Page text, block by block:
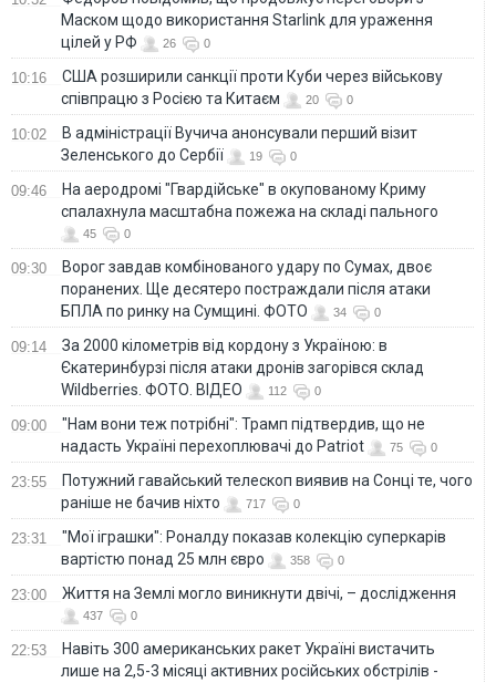
Маском щодо використання Starlink для ураження
цілей у РФ
26 0
10:16
США розширили санкції проти Куби через військову
співпрацю з Росією та Китаєм
20 0
10:02
В адміністрації Вучича анонсували перший візит
Зеленського до Сербії
19 0
09:46
На аеродромі "Гвардійське" в окупованому Криму
спалахнула масштабна пожежа на складі пального
45 0
09:30
Ворог завдав комбінованого удару по Сумах, двоє
поранених. Ще десятеро постраждали після атаки
БПЛА по ринку на Сумщині. ФОТО
34 0
09:14
За 2000 кілометрів від кордону з Україною: в
Єкатеринбурзі після атаки дронів загорівся склад
Wildberries. ФОТО. ВІДЕО
112 0
09:00
"Нам вони теж потрібні": Трамп підтвердив, що не
надасть Україні перехоплювачі до Patriot
75 0
23:55
Потужний гавайський телескоп виявив на Сонці те, чого
раніше не бачив ніхто
717 0
23:31
"Мої іграшки": Роналду показав колекцію суперкарів
вартістю понад 25 млн євро
358 0
23:00 Життя на Землі могло виникнути двічі, – дослідження
437 0
22:53
Навіть 300 американських ракет Україні вистачить
лише на 2,5-3 місяці активних російських обстрілів -